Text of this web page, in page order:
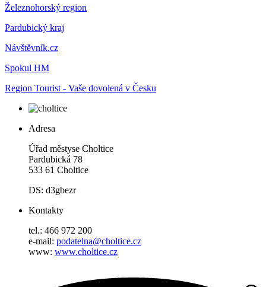
Železnohorský region
Pardubický kraj
Návštěvník.cz
Spokul HM
Region Tourist - Vaše dovolená v Česku
Adresa
Úřad městyse Choltice
Pardubická 78
533 61 Choltice
DS: d3gbezr
Kontakty
tel.: 466 972 200
e-mail: podatelna@choltice.cz
www: www.choltice.cz